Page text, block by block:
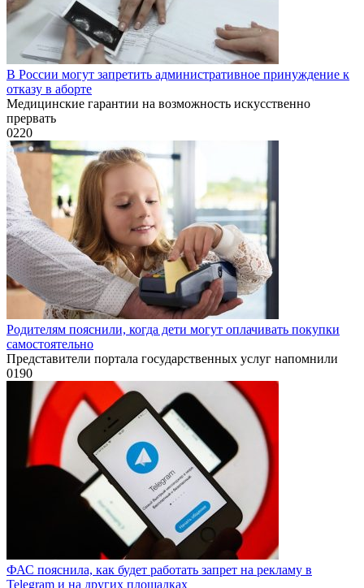
В России могут запретить административное принуждение к
отказу в аборте
Медицинские гарантии на возможность искусственно
прервать
0220
Родителям пояснили, когда дети могут оплачивать покупки
самостоятельно
Представители портала государственных услуг напомнили
0190
ФАС пояснила, как будет работать запрет на рекламу в
Telegram и на других площадках